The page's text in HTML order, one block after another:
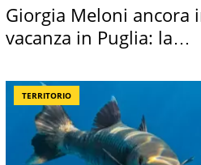
Giorgia Meloni ancora
vacanza in Puglia: la
TERRITORIO